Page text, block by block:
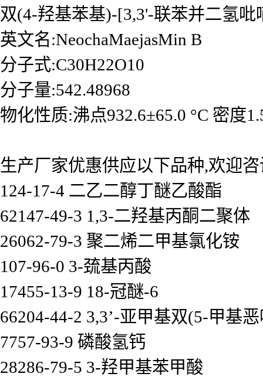
双(4-羟基苯基)-[3,3'-联苯并二氢吡
英文名:NeochaMaejasMin B
分子式:C30H22O10
分子量:542.48968
物化性质:沸点932.6±65.0 °C 密度
生产厂家优惠供应以下品种,欢迎
124-17-4 二乙二醇丁醚乙酸酯
62147-49-3 1,3-二羟基丙酮二聚体
26062-79-3 聚二烯二甲基氯化铵
107-96-0 3-巯基丙酸
17455-13-9 18-冠醚-6
66204-44-2 3,3’-亚甲基双(5-甲基
7757-93-9 磷酸氢钙
28286-79-5 3-羟甲基苯甲酸